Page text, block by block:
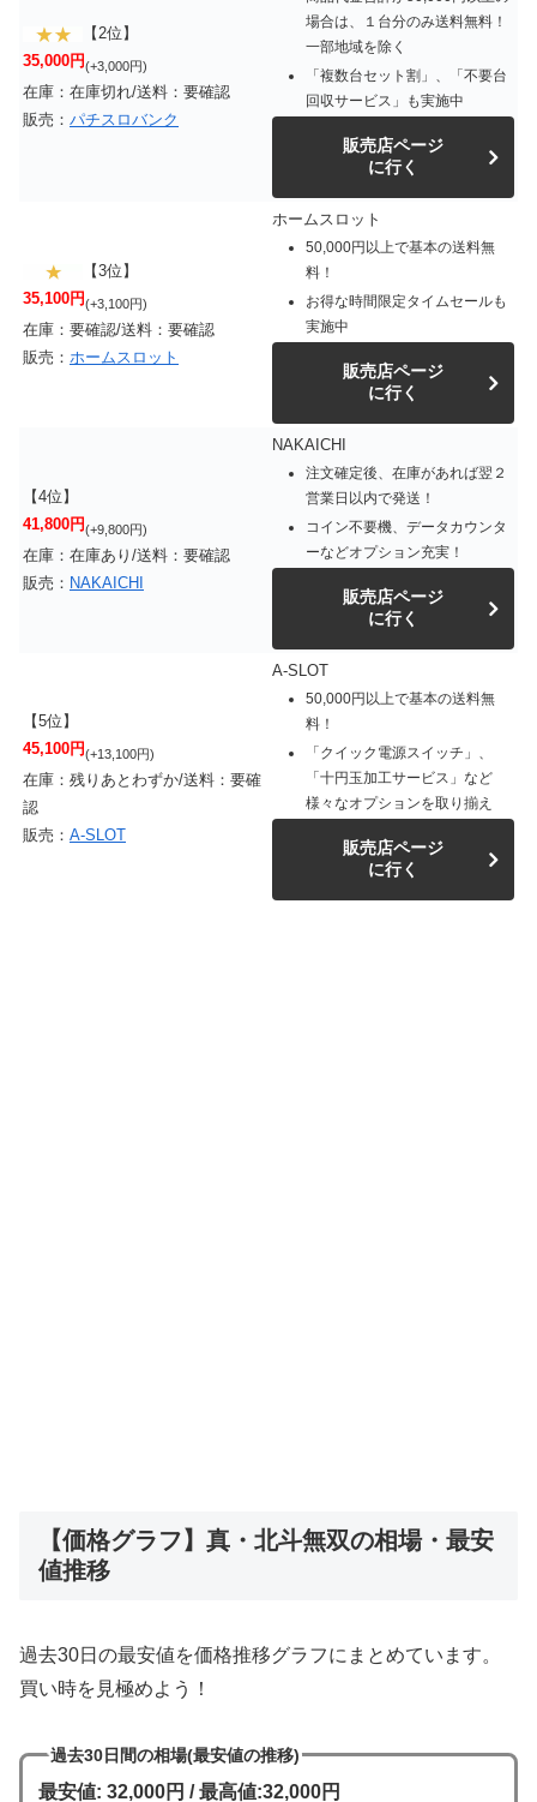
【2位】
35,000円(+3,000円)
在庫：在庫切れ/送料：要確認
販売： パチスロバンク
場合は、１台分のみ送料無料！
一部地域を除く
「複数台セット割」、「不要台
回収サービス」も実施中
販売店ページ
に行く
【3位】
35,100円(+3,100円)
在庫：要確認/送料：要確認
販売： ホームスロット
ホームスロット
50,000円以上で基本の送料無
料！
お得な時間限定タイムセールも
実施中
販売店ページ
に行く
【4位】
41,800円(+9,800円)
在庫：在庫あり/送料：要確認
販売： NAKAICHI
NAKAICHI
注文確定後、在庫があれば翌２
営業日以内で発送！
コイン不要機、データカウンタ
ーなどオプション充実！
販売店ページ
に行く
【5位】
45,100円(+13,100円)
在庫：残りあとわずか/送料：要確
認
販売： A-SLOT
A-SLOT
50,000円以上で基本の送料無
料！
「クイック電源スイッチ」、
「十円玉加工サービス」など
様々なオプションを取り揃え
販売店ページ
に行く
【価格グラフ】真・北斗無双の相場・最安
値推移
過去30日の最安値を価格推移グラフにまとめています。
買い時を見極めよう！
過去30日間の相場(最安値の推移)
最安値: 32,000円 / 最高値:32,000円